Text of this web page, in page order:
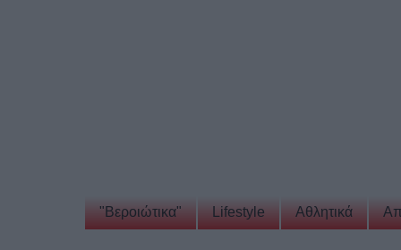
"Βεροιώτικα" Lifestyle Αθλητικά